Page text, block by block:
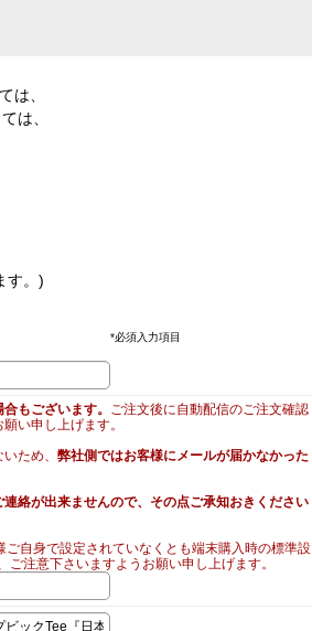
は、
は、
す。)
*必須入力項目
もございます。 ご注文後に自動配信のご注文確認
い申し上げます。
ため、 弊社側ではお客様にメールが届かなかった
絡が出来ませんので、その点ご承知おきください
自身で設定されていなくとも端末購入時の標準設
注意下さいますようお願い申し上げます。